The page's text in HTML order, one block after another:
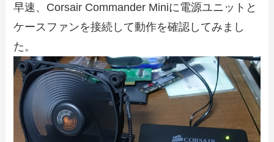
早速、Corsair Commander Miniに電源ユニットと
ケースファンを接続して動作を確認してみまし
た。